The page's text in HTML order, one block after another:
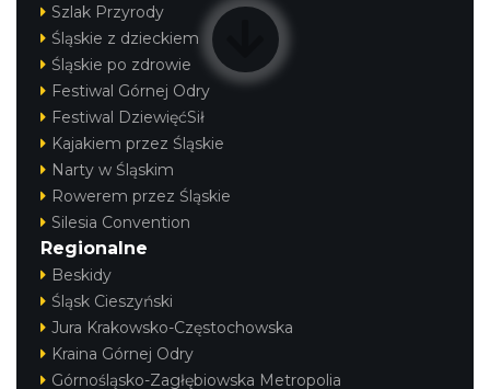
Szlak Przyrody
Śląskie z dzieckiem
Śląskie po zdrowie
Festiwal Górnej Odry
Festiwal DziewięćSił
Kajakiem przez Śląskie
Narty w Śląskim
Rowerem przez Śląskie
Silesia Convention
Regionalne
Beskidy
Śląsk Cieszyński
Jura Krakowsko-Częstochowska
Kraina Górnej Odry
Górnośląsko-Zagłębiowska Metropolia